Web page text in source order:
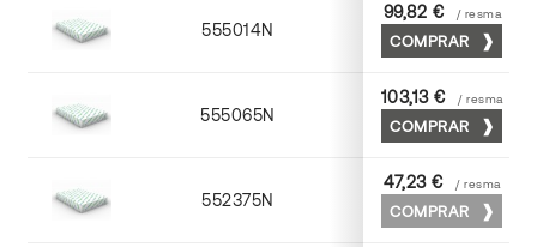
555014N 72 x 102
99,82 € / resma
COMPRAR
555065N 65 x 90
103,13 € / resma
COMPRAR
552375N 75 x 53
47,23 € / resma
COMPRAR